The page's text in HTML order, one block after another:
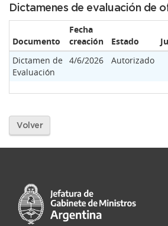
Dictamenes de evaluación de
Documento
Fecha
creación
Estado
Dictamen de
Evaluación
4/6/2026 Autorizado
Volver